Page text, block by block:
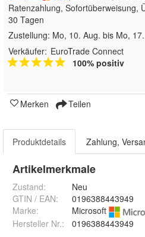
Ratenzahlung, Sofortüberweisung,
30 Tagen
Zustellung: Mo, 10. Aug. bis Mo,
Verkäufer: EuroTrade Connect
100% positiv
Merken Teilen
Produktdetails Zahlung,
Artikelmerkmale
Zustand:
Neu
GTIN / EAN:
0196388443949
Marke:
Microsoft
Hersteller Nr.:
0196388443949